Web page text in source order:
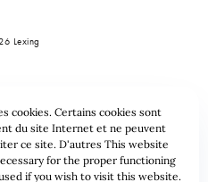
Lexing
cookies. Certains cookies sont
du site Internet et ne peuvent
ce site. D'autres This website
for the proper functioning
if you wish to visit this website.